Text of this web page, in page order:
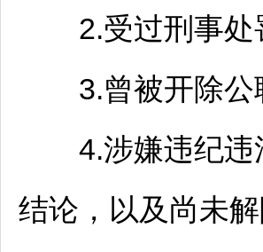
2.受过刑事处
3.曾被开除公
4.涉嫌违纪违
结论，以及尚未